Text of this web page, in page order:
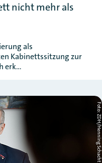
nicht mehr als
als
Kabinettssitzung zur
erk…
Foto: ZDH/Henning Schacht